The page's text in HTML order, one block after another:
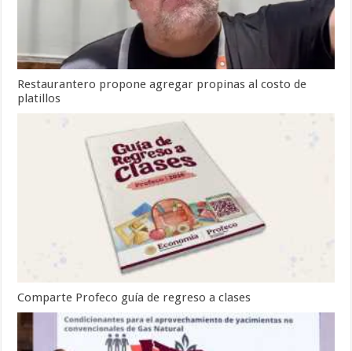
Restaurantero propone agregar propinas al costo de
platillos
Comparte Profeco guía de regreso a clases